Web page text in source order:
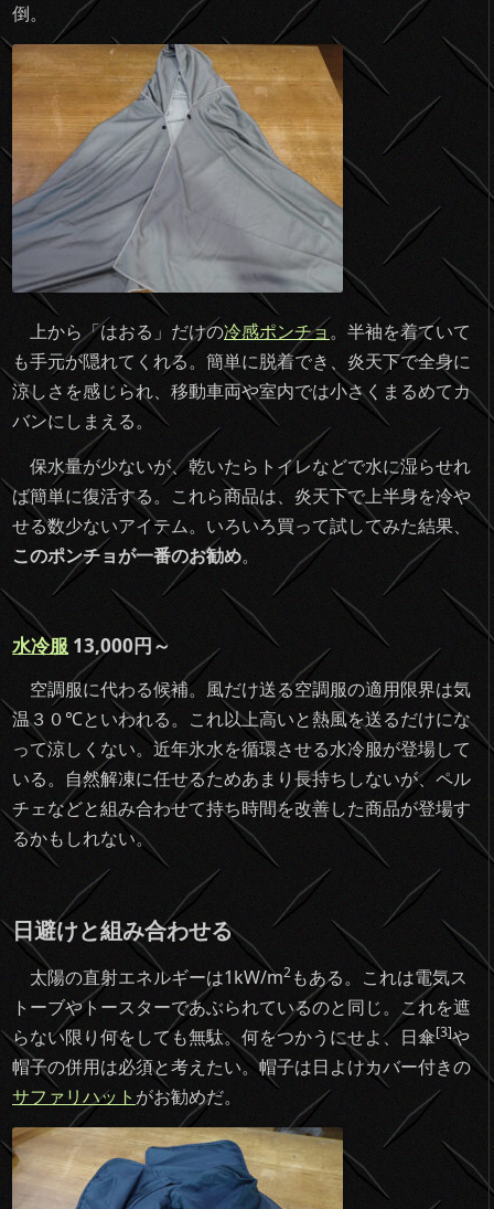
倒。
上から「はおる」だけの冷感ポンチョ。半袖を着ていて
も手元が隠れてくれる。簡単に脱着でき、炎天下で全身に
涼しさを感じられ、移動車両や室内では小さくまるめてカ
バンにしまえる。
保水量が少ないが、乾いたらトイレなどで水に湿らせれ
ば簡単に復活する。これら商品は、炎天下で上半身を冷や
せる数少ないアイテム。いろいろ買って試してみた結果、
このポンチョが一番のお勧め。
水冷服 13,000円～
空調服に代わる候補。風だけ送る空調服の適用限界は気
温３０℃といわれる。これ以上高いと熱風を送るだけにな
って涼しくない。近年氷水を循環させる水冷服が登場して
いる。自然解凍に任せるためあまり長持ちしないが、ペル
チェなどと組み合わせて持ち時間を改善した商品が登場す
るかもしれない。
日避けと組み合わせる
太陽の直射エネルギーは1kW/m2もある。これは電気ス
トーブやトースターであぶられているのと同じ。これを遮
らない限り何をしても無駄。何をつかうにせよ、日傘[3]や
帽子の併用は必須と考えたい。帽子は日よけカバー付きの
サファリハット がお勧めだ。